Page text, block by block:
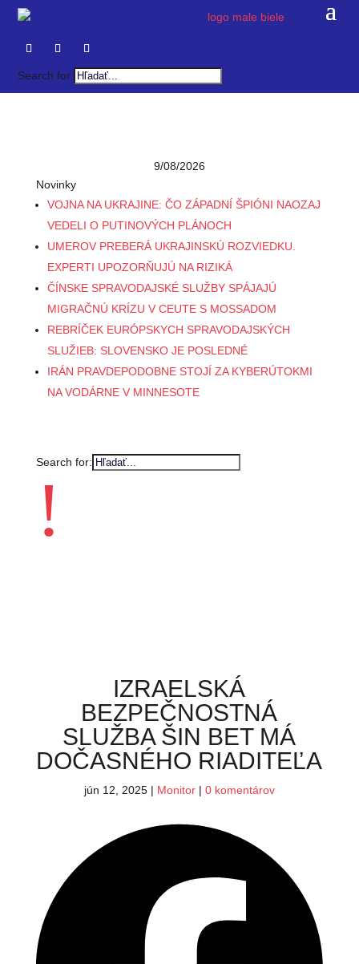
Search for:
9/08/2026
Novinky
VOJNA NA UKRAJINE: ČO ZÁPADNÍ ŠPIÓNI NAOZAJ
VEDELI O PUTINOVÝCH PLÁNOCH
UMEROV PREBERÁ UKRAJINSKÚ ROZVIEDKU.
EXPERTI UPOZORŇUJÚ NA RIZIKÁ
ČÍNSKE SPRAVODAJSKÉ SLUŽBY SPÁJAJÚ
MIGRAČNÚ KRÍZU V CEUTE S MOSSADOM
REBRÍČEK EURÓPSKYCH SPRAVODAJSKÝCH
SLUŽIEB: SLOVENSKO JE POSLEDNÉ
IRÁN PRAVDEPODOBNE STOJÍ ZA KYBERÚTOKMI
NA VODÁRNE V MINNESOTE
Search for:
!
IZRAELSKÁ
BEZPEČNOSTNÁ
SLUŽBA ŠIN BET MÁ
DOČASNÉHO RIADITEĽA
jún 12, 2025| Monitor| 0 komentárov